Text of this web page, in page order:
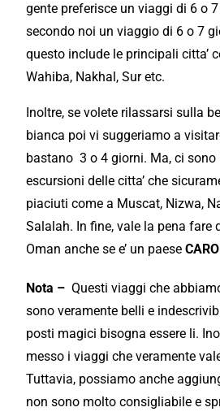
gente preferisce unviaggi di 6 o
secondo noi un viaggio di 6 o 7
questo include le principali citta’
Wahiba, Nakhal, Sur etc.
Inoltre, se volete rilassarsi sulla
bianca poi vi suggeriamo a
bastano 3 o 4 giorni. Ma, ci sono
escursioni delle citta’ che
piaciuti come a Muscat, Nizwa,
Salalah. In fine, vale la penafare
Oman anche se e’ un paese
Nota – Questi viaggi che
sono veramente belli e
posti magici bisogna essere li.
messo i viaggi che veramente
Tuttavia, possiamo anche
non sono molto consigliabile e